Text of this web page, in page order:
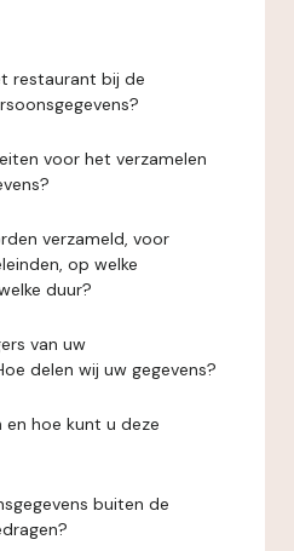
restaurant bij de
voor het verzamelen
verzameld, voor
op welke
duur?
van uw
delen wij uw gegevens?
hoe kunt u deze
buiten de